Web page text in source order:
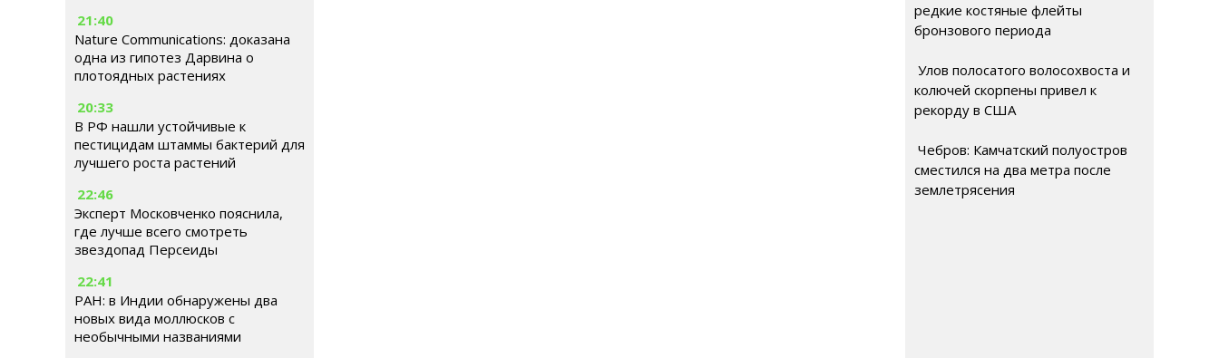
21:40
Nature Communications: доказана
одна из гипотез Дарвина о
плотоядных растениях
20:33
В РФ нашли устойчивые к
пестицидам штаммы бактерий для
лучшего роста растений
22:46
Эксперт Московченко пояснила,
где лучше всего смотреть
звездопад Персеиды
22:41
РАН: в Индии обнаружены два
новых вида моллюсков с
необычными названиями
редкие костяные флейты
бронзового периода
Улов полосатого волосохвоста и
колючей скорпены привел к
рекорду в США
Чебров: Камчатский полуостров
сместился на два метра после
землетрясения